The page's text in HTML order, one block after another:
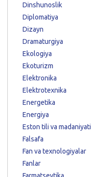
Dinshunoslik
Diplomatiya
Dizayn
Dramaturgiya
Ekologiya
Ekoturizm
Elektronika
Elektrotexnika
Energetika
Energiya
Eston tili va madaniyati
Falsafa
Fan va texnologiyalar
Fanlar